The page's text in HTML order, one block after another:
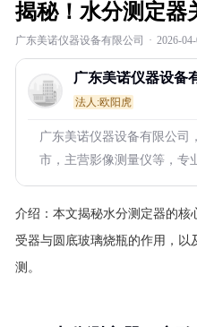
揭秘！水分测定器
广东美诺仪器设备有限公司 · 2026-
广东美诺仪器设备
法人:欧阳虎
广东美诺仪器设备有限公司
市，主营影像测量仪等，专
介绍： 本文揭秘水分测定器的核
受器与圆底玻璃烧瓶的作用，以
测。